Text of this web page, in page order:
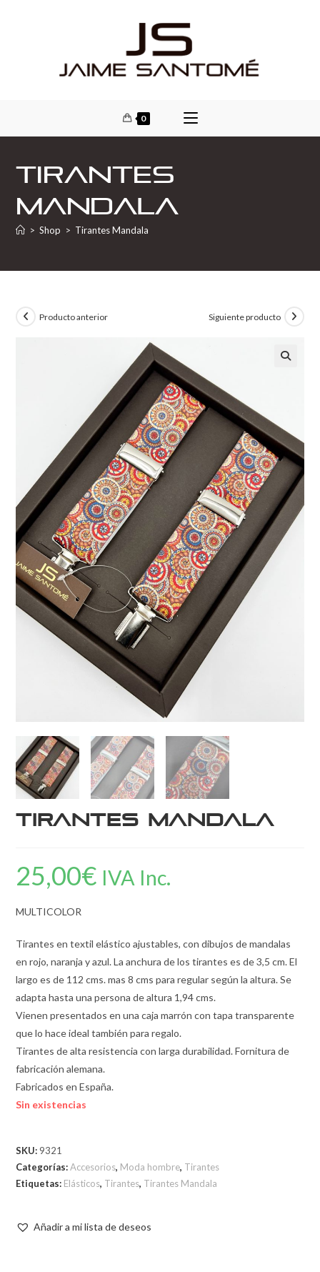
0
Tirantes
Mandala
> Shop > Tirantes Mandala
Producto anterior Siguiente producto
Tirantes Mandala
25,00€ IVA Inc.
MULTICOLOR
Tirantes en textil elástico ajustables, con dibujos de mandalas
en rojo, naranja y azul. La anchura de los tirantes es de 3,5 cm. El
largo es de 112 cms. mas 8 cms para regular según la altura. Se
adapta hasta una persona de altura 1,94 cms.
Vienen presentados en una caja marrón con tapa transparente
que lo hace ideal también para regalo.
Tirantes de alta resistencia con larga durabilidad. Fornitura de
fabricación alemana.
Fabricados en España.
Sin existencias
SKU: 9321
Categorías:Accesorios, Moda hombre, Tirantes
Etiquetas: Elásticos, Tirantes, Tirantes Mandala
Añadir a mi lista de deseos